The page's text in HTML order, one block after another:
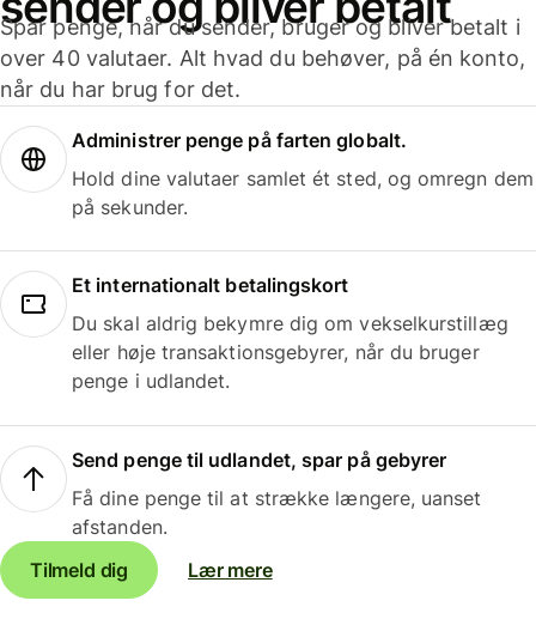
Spar penge, når du sender, bruger og bliver betalt i
over 40 valutaer. Alt hvad du behøver, på én konto,
når du har brug for det.
Administrer penge på farten globalt.
Hold dine valutaer samlet ét sted, og omregn dem
på sekunder.
Et internationalt betalingskort
Du skal aldrig bekymre dig om vekselkurstillæg
eller høje transaktionsgebyrer, når du bruger
penge i udlandet.
Send penge til udlandet, spar på gebyrer
Få dine penge til at strække længere, uanset
afstanden.
Tilmeld dig
Lær mere